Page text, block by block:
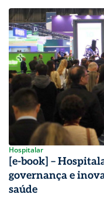
Hospitalar
[e-book] –
governança e
saúde